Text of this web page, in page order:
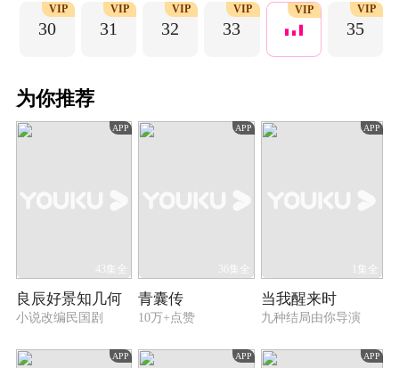
陷入低谷时，共产主义信仰照进了她的世界，金
玉蓉渐渐涅槃重生，全身心投入到革命事业中，
30
VIP
31
VIP
32
VIP
33
VIP VIP
35
VIP
为你推荐
APP
43集全
良辰好景知几何
小说改编民国剧
APP
36集全
青囊传
10万+点赞
APP
1集全
当我醒来时
九种结局由你导演
APP APP APP